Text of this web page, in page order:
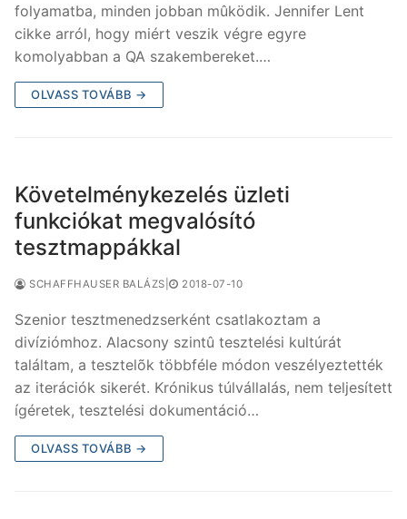
folyamatba, minden jobban mûködik. Jennifer Lent
cikke arról, hogy miért veszik végre egyre
komolyabban a QA szakembereket.…
OLVASS TOVÁBB →
Követelménykezelés üzleti
funkciókat megvalósító
tesztmappákkal
SCHAFFHAUSER BALÁZS 2018-07-10
Szenior tesztmenedzserként csatlakoztam a
divíziómhoz. Alacsony szintû tesztelési kultúrát
találtam, a tesztelõk többféle módon veszélyeztették
az iterációk sikerét. Krónikus túlvállalás, nem teljesített
ígéretek, tesztelési dokumentáció…
OLVASS TOVÁBB →